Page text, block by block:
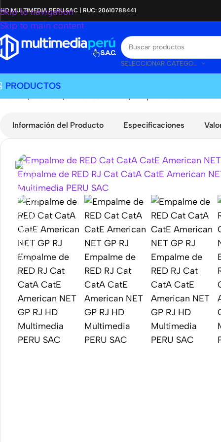
Skip to navigation
Skip to main content
HD MULTIMEDIA PERU SAC | RUC: 20610788441
SELECCIONAR CATEGORÍA
PRODUCTOS
Home | Tienda | American NET |Empalme de RED
Información del Producto Especificaciones